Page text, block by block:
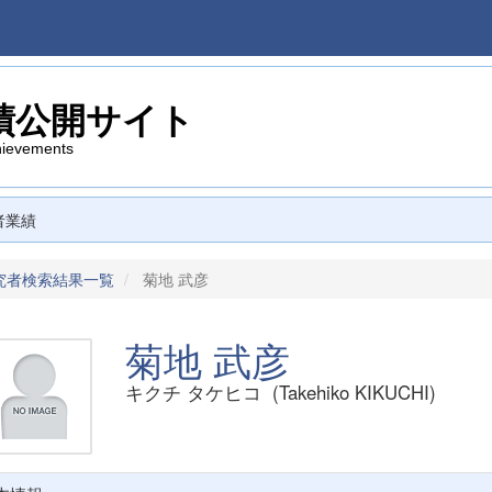
公開サイト
業績
者検索結果一覧 菊地 武彦
菊地 武彦
キクチ タケヒコ (Takehiko KIKUCHI)